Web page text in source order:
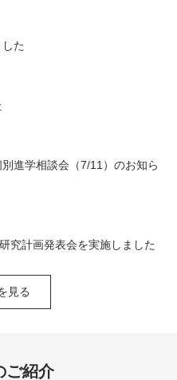
た
進学相談会（7/11）のお知ら
究計画発表会を実施しました
見る
ご紹介